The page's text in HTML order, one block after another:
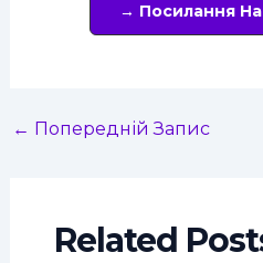
→ Посилання
← Попередній Запис
Related